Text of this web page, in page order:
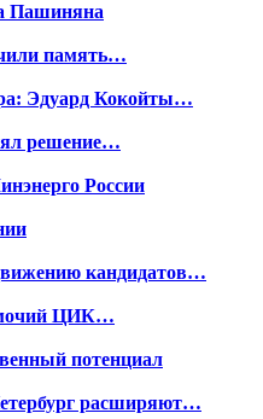
Пашиняна
память…
Эдуард Кокойты…
решение…
России
кандидатов…
ЦИК…
потенциал
расширяют…